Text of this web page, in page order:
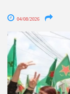
04/08/2026